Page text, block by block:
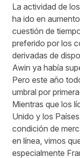
La actividad de
ha ido en
cuestión de
preferido por los
derivadas de
Awin ya había
Pero este año
umbral por
Mientras que los
Unido y los
condición de
en línea, vimos
especialmente